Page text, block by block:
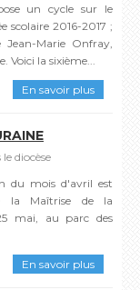
un cycle sur le
scolaire 2016-2017 ;
Jean-Marie Onfray,
Voici la sixième...
En savoir plus
le diocèse
du mois d'avril est
la Maîtrise de la
mai, au parc des
En savoir plus